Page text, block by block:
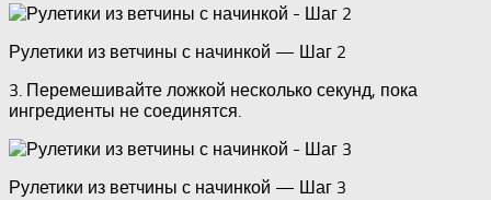
Рулетики из ветчины с начинкой — Шаг 2
3. Перемешивайте ложкой несколько секунд, пока
ингредиенты не соединятся.
Рулетики из ветчины с начинкой — Шаг 3